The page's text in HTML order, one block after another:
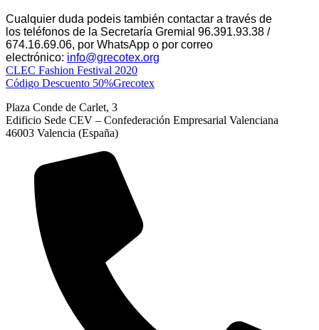
Cualquier duda podeis también contactar a través de
los teléfonos de la Secretaría Gremial 96.391.93.38 /
674.16.69.06, por WhatsApp o por correo
electrónico: info@grecotex.org
CLEC Fashion Festival 2020
Código Descuento 50%Grecotex
Plaza Conde de Carlet, 3
Edificio Sede CEV – Confederación Empresarial Valenciana
46003 Valencia (España)